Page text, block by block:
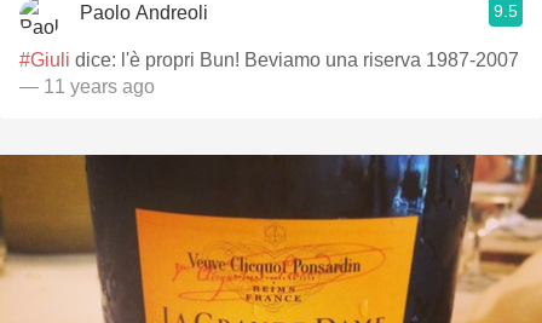
Paolo Andreoli 9.5
#Giuli dice: l'è propri Bun! Beviamo una riserva 1987-2007
— 11 years ago